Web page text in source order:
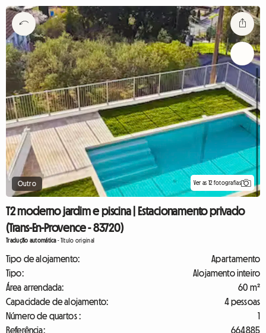
Outro Ver as 12 fotografias
T2 moderno jardim e piscina | Estacionamento privado
(Trans-En-Provence - 83720)
Tradução automática-Título original
Tipo de alojamento:
Apartamento
Tipo:
Alojamento inteiro
Área arrendada:
60 m²
Capacidade de alojamento:
4 pessoas
Número de quartos :
1
Referência:
664885